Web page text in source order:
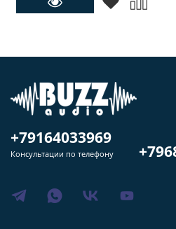
+79164033969
Консультации по телефону